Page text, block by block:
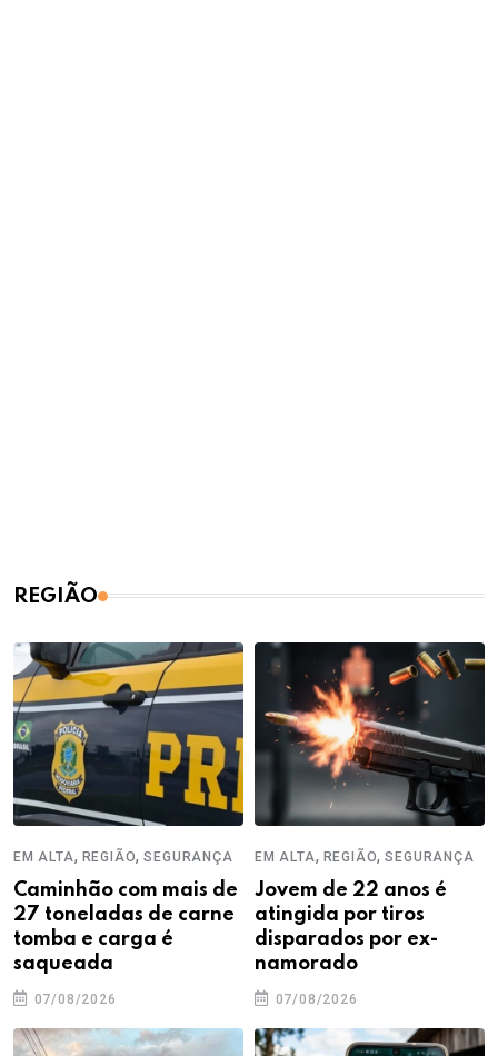
REGIÃO
EM ALTA, REGIÃO,SEGURANÇA
Caminhão com mais de
27 toneladas de carne
tomba e carga é
saqueada
07/08/2026
EM ALTA, REGIÃO,SEGURANÇA
Jovem de 22 anos é
atingida por tiros
disparados por ex-
namorado
07/08/2026